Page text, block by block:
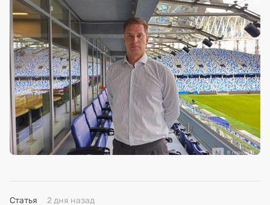
Статья 2 дня назад